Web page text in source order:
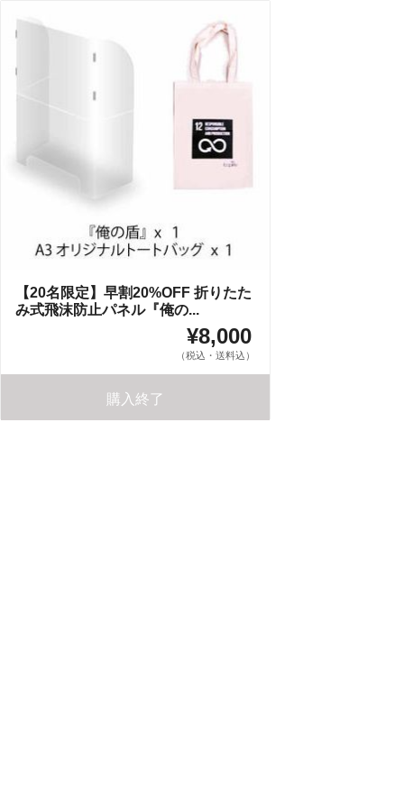
【20名限定】早割20%OFF 折りたた
み式飛沫防止パネル『俺の...
¥8,000
（税込・送料込）
購入終了